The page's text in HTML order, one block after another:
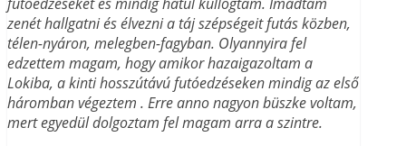
zenét hallgatni és élvezni a táj szépségeit futás közben,
télen-nyáron, melegben-fagyban. Olyannyira fel
edzettem magam, hogy amikor hazaigazoltam a
Lokiba, a kinti hosszútávú futóedzéseken mindig az első
háromban végeztem . Erre anno nagyon büszke voltam,
mert egyedül dolgoztam fel magam arra a szintre.